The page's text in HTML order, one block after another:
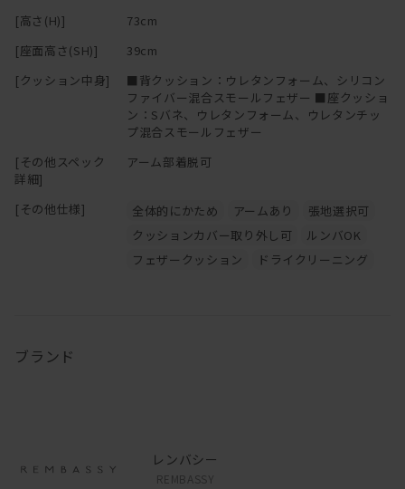
[高さ(H)]
73cm
[座面高さ(SH)]
39cm
[クッション中身]
■背クッション：ウレタンフォーム、シリコン
ファイバー混合スモールフェザー ■座クッショ
ン：Sバネ、ウレタンフォーム、ウレタンチッ
プ混合スモールフェザー
[その他スペック
詳細]
アーム部着脱可
[その他仕様] 全体的にかため アームあり
張地選択可
クッションカバー取り外し可
ルンバOK
フェザークッション
ドライクリーニング
ブランド
レンバシー
REMBASSY